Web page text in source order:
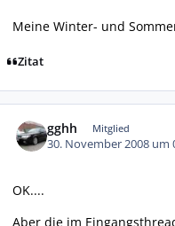
Meine Winter- und
Zitat
gghh Mitglied
30. November 2008 um
OK....
Aber die im